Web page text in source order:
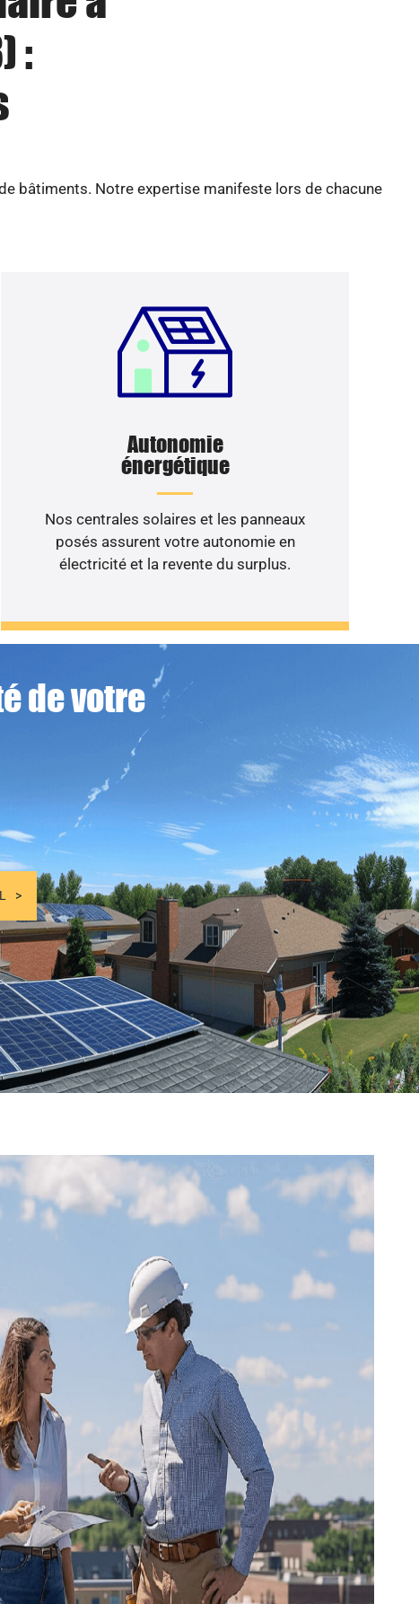
:
bâtiments. Notre expertise manifeste lors de chacune
Autonomie
énergétique
Nos centrales solaires et les panneaux
posés assurent votre autonomie en
électricité et la revente du surplus.
de votre